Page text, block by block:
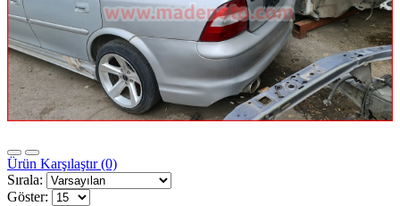
Ürün Karşılaştır (0)
Sırala:
Göster: